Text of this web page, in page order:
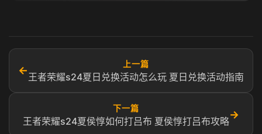
←
上一篇
王者荣耀s24夏日兑换活动怎么玩 夏日兑换活动指南
下一篇
王者荣耀s24夏侯惇如何打吕布 夏侯惇打吕布攻略
→